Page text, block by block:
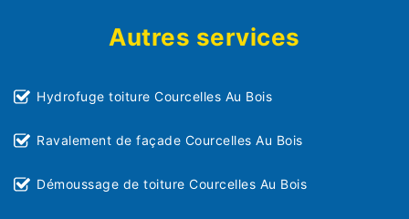
Autres services
Hydrofuge toiture Courcelles Au Bois
Ravalement de façade Courcelles Au Bois
Démoussage de toiture Courcelles Au Bois